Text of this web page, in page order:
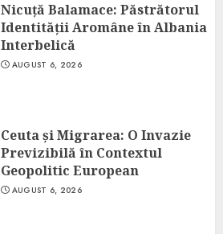
Nicuță Balamace: Păstrătorul
Identității Aromâne în Albania
Interbelică
AUGUST 6, 2026
Ceuta și Migrarea: O Invazie
Previzibilă în Contextul
Geopolitic European
AUGUST 6, 2026